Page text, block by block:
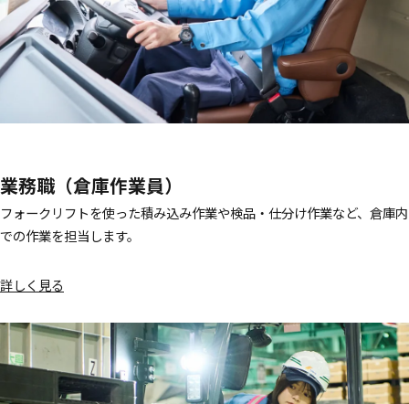
業務職（倉庫作業員）
フォークリフトを使った積み込み作業や検品・仕分け作業など、倉庫内
での作業を担当します。
詳しく見る